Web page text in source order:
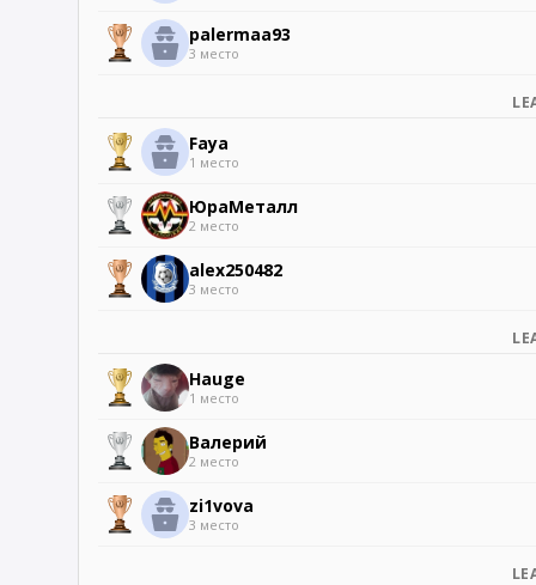
palermaa93
3 место
Faya
1 место
ЮраМеталл
2 место
alex250482
3 место
Hauge
1 место
Валерий
2 место
zi1vova
3 место